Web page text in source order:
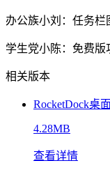
办公族小刘：任务栏
学生党小陈：免费版
相关版本
RocketDock桌
4.28MB
查看详情